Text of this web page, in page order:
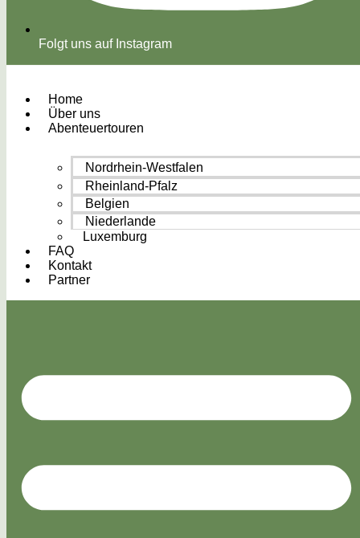
Folgt uns auf Instagram
Home
Über uns
Abenteuertouren
Nordrhein-Westfalen
Rheinland-Pfalz
Belgien
Niederlande
Luxemburg
FAQ
Kontakt
Partner